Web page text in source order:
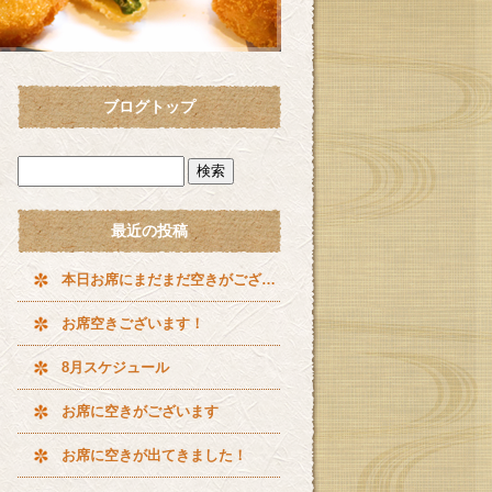
ブログトップ
最近の投稿
本日お席にまだまだ空きがございます^ ^
お席空きございます！
8月スケジュール
お席に空きがございます
お席に空きが出てきました！